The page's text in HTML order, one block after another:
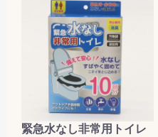
緊急水なし非常用トイレ